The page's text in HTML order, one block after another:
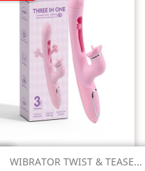
Szybki podgląd
WIBRATOR TWIST & TEASE...